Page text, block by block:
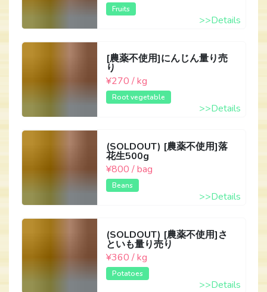
Fruits
>>Details
[農薬不使用]にんじん量り売
り
¥270 / kg
Root vegetable
>>Details
(SOLDOUT) [農薬不使用]落
花生500g
¥800 / bag
Beans
>>Details
(SOLDOUT) [農薬不使用]さ
といも量り売り
¥360 / kg
Potatoes
>>Details